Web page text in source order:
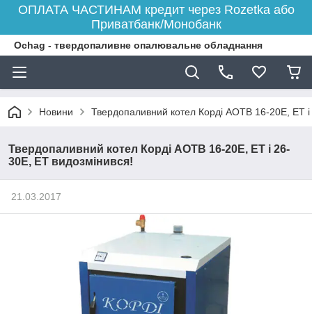
ОПЛАТА ЧАСТИНАМ кредит через Rozetka або
Приватбанк/Монобанк
Ochag - твердопаливне опалювальне обладнання
Новини Твердопаливний котел Корді АОТВ 16-20Е, ЕТ
Твердопаливний котел Корді АОТВ 16-20Е, ЕТ і 26-
30Е, ЕТ видозмінився!
21.03.2017